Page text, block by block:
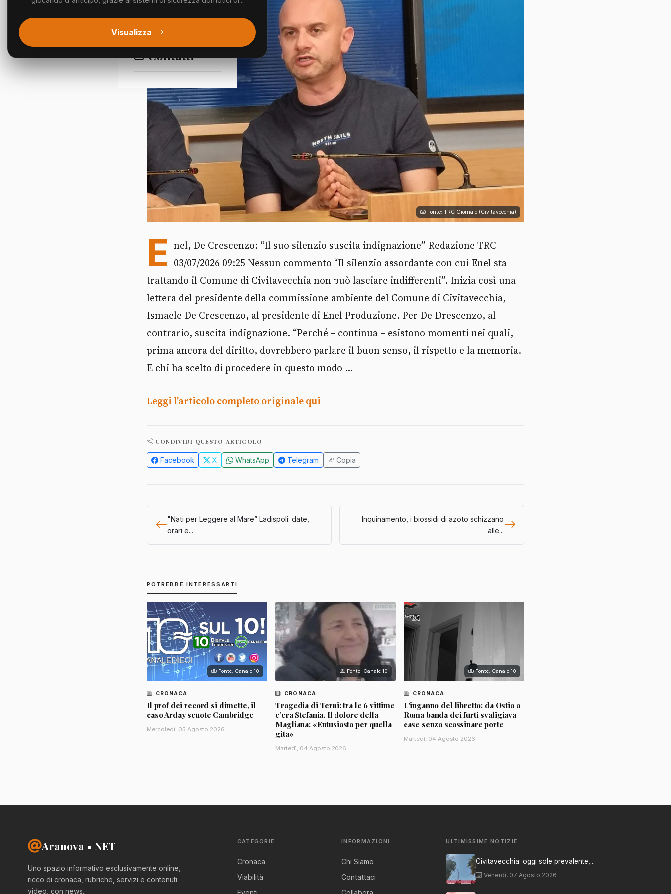
Segnalazioni
Contatti
Fonte: TRC Giornale (Civitavecchia)
E nel, De Crescenzo: “Il suo silenzio suscita indignazione” Redazione TRC
03/07/2026 09:25 Nessun commento “Il silenzio assordante con cui Enel sta
trattando il Comune di Civitavecchia non può lasciare indifferenti”. Inizia così una
lettera del presidente della commissione ambiente del Comune di Civitavecchia,
Ismaele De Crescenzo, al presidente di Enel Produzione. Per De Drescenzo, al
contrario, suscita indignazione. “Perché – continua – esistono momenti nei quali,
prima ancora del diritto, dovrebbero parlare il buon senso, il rispetto e la memoria.
E chi ha scelto di procedere in questo modo ...
Leggi l'articolo completo originale qui
CONDIVIDI QUESTO ARTICOLO
Facebook X WhatsApp Telegram Copia
"Nati per Leggere al Mare” Ladispoli: date,
orari e...
Inquinamento, i biossidi di azoto schizzano
alle...
POTREBBE INTERESSARTI
Fonte: Canale 10
CRONACA
Il prof dei record si dimette, il
caso Arday scuote Cambridge
Mercoledì, 05 Agosto 2026
Fonte: Canale 10
CRONACA
Tragedia di Terni: tra le 6 vittime
c’era Stefania. Il dolore della
Magliana: «Entusiasta per quella
gita»
Martedì, 04 Agosto 2026
Fonte: Canale 10
CRONACA
L'inganno del libretto: da Ostia a
Roma banda dei furti svaligiava
case senza scassinare porte
Martedì, 04 Agosto 2026
Visualizza
Aranova • NET
Uno spazio informativo esclusivamente online,
ricco di cronaca, rubriche, servizi e contenuti
video, con news..
CATEGORIE
Cronaca
Viabilità
Eventi
INFORMAZIONI
Chi Siamo
Contattaci
Collabora
ULTIMISSIME NOTIZIE
Civitavecchia: oggi sole prevalente,...
Venerdì, 07 Agosto 2026